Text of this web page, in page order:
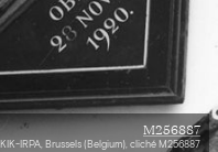
M256887
KIK-IRPA, Brussels (Belgium), cliché M256887